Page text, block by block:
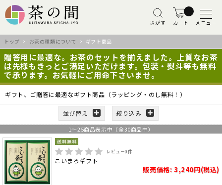
さがす カート メニュー
トップ > お茶の種類について > ギフト商品
贈答用に最適な。お茶のセットを揃えました。上質なお茶
は先様もきっとご満足いただけます。包装・熨斗等も無料
で承ります。お気軽にご用命下さいませ。
ギフト、ご贈答に最適なギフト商品（ラッピング・のし無料！）
並び替え 絞り込み
1～25商品表示中（全30商品中）
レビュー0件
こいまろギフト
販売価格: 3,240円(税込)